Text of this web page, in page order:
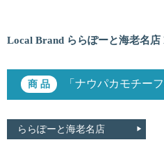
Local Brand ららぽーと海老名店
「ナウパカモチー
ららぽーと海老名店